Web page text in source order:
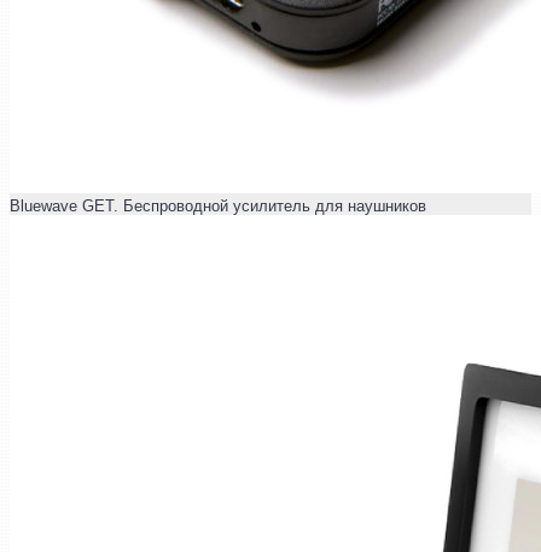
Bluewave GET. Беспроводной усилитель для наушников